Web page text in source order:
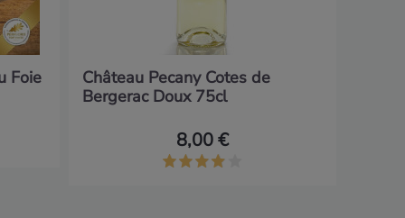
Foie
Château Pecany Cotes de
Bergerac Doux 75cl
8,00 €